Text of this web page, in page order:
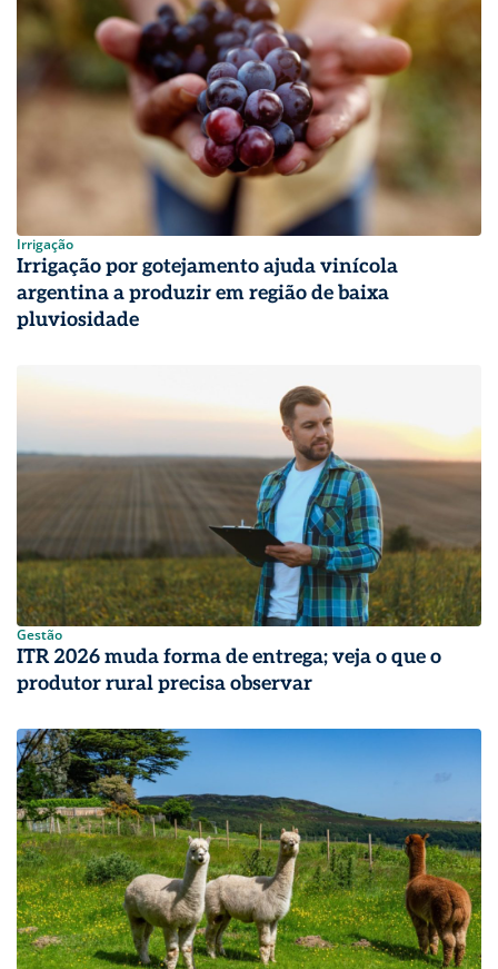
Irrigação
Irrigação por gotejamento ajuda vinícola
argentina a produzir em região de baixa
pluviosidade
Gestão
ITR 2026 muda forma de entrega; veja o que o
produtor rural precisa observar